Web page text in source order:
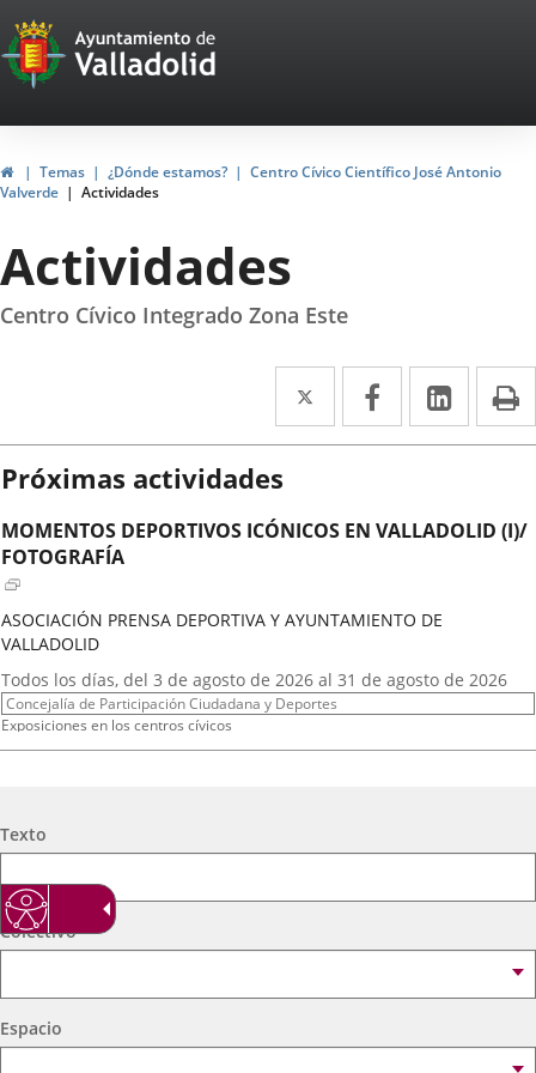
Portal
Web
del
Ayuntamiento
de
Valladolid
InicioTemas ¿Dónde estamos?
Centro Cívico Científico José Antonio
Valverde
Actividades
Actividades
Centro Cívico Integrado Zona Este
Twitter
Enlace
a
externa.
Facebook
Enlace
a
externa.
Enlace
a
Próximas actividades
MOMENTOS DEPORTIVOS ICÓNICOS EN VALLADOLID (I)/
FOTOGRAFÍA
ASOCIACIÓN PRENSA DEPORTIVA Y AYUNTAMIENTO DE
VALLADOLID
Fechas
del
evento
Todos los días, del 3 de agosto de 2026 al 31 de agosto de 2026
Organizador
de
Concejalía de Participación Ciudadana y Deportes
Programa
Exposiciones en los centros cívicos
Centro Cívico Científico José Antonio Valverde
del
evento
16 septiembre
Organizador
de
actividad
Concejalía de Participación Ciudadana y Deportes
Programa
Muestras de Teatro Vecinal, Cultura Tradicional y Actividades Culturales y de
Ocio Infantil 2026
A. DE MEXICANOS EN CYL(Ballet Folklorico BFB)
Búsqueda
Texto
Colectivo
Espacio